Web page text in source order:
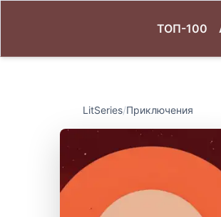
ТОП-100
LitSeries/Приключения